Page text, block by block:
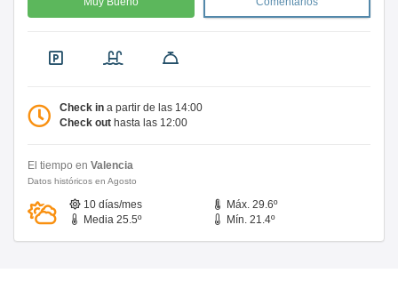
Check in a partir de las 14:00
Check out hasta las 12:00
El tiempo en Valencia
Datos históricos en Agosto
10 días/mes
Máx. 29.6º
Media 25.5º
Mín. 21.4º